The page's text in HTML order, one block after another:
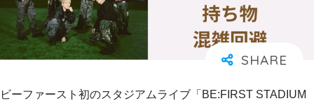
ビーファースト初のスタジアムライブ「BE:FIRST STADIUM